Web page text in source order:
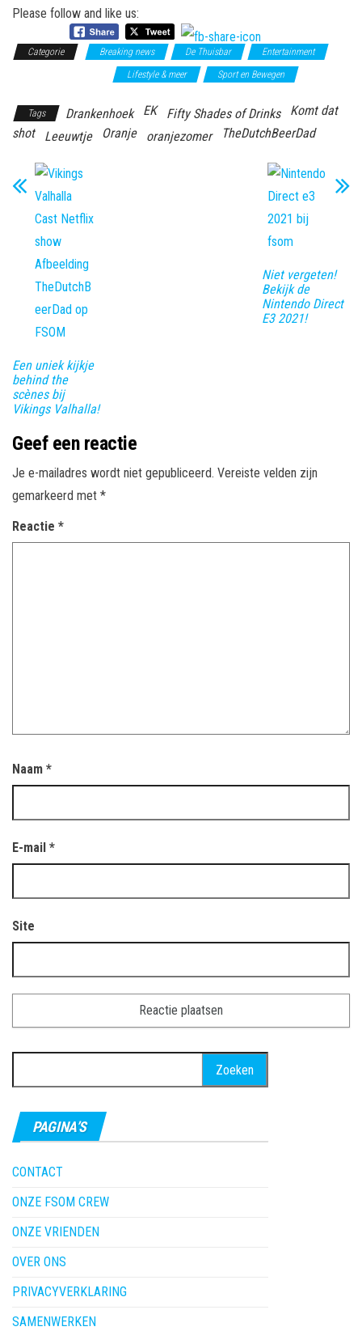
Please follow and like us:
Categorie Breaking news De Thuisbar
Entertainment
Lifestyle & meer Sport en Bewegen
Tags Drankenhoek EK Fifty Shades of Drinks
Komt dat
shot
Leeuwtje Oranje oranjezomer TheDutchBeerDad
Een uniek kijkje
behind the
scènes bij
Vikings Valhalla!
Niet vergeten!
Bekijk de
Nintendo Direct
E3 2021!
Geef een reactie
Je e-mailadres wordt niet gepubliceerd. Vereiste velden zijn
gemarkeerd met *
Reactie *
Naam *
E-mail *
Site
naar:
PAGINA’S
CONTACT
ONZE FSOM CREW
ONZE VRIENDEN
OVER ONS
PRIVACYVERKLARING
SAMENWERKEN